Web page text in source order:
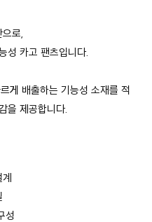
로,
성 카고 팬츠입니다.
게 배출하는 기능성 소재를 적
을 제공합니다.
성